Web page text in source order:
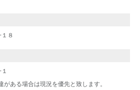
８
ある場合は現況を優先と致します。